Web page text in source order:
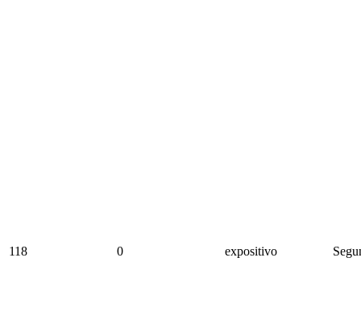
118 0 expositivo